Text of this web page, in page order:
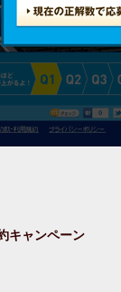
キャンペーン